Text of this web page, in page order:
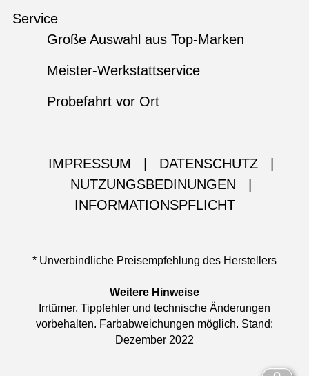
Service
Große Auswahl aus Top-Marken
Meister-Werkstattservice
Probefahrt vor Ort
IMPRESSUM DATENSCHUTZ
NUTZUNGSBEDINUNGEN
INFORMATIONSPFLICHT
* Unverbindliche Preisempfehlung des Herstellers
Weitere Hinweise
Irrtümer, Tippfehler und technische Änderungen
vorbehalten. Farbabweichungen möglich. Stand:
Dezember 2022